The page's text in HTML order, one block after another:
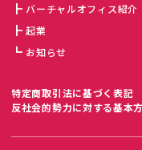
バーチャルオフィス紹介
起業
お知らせ
特定商取引法に基づく表記
反社会的勢力に対する基本